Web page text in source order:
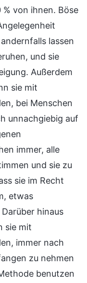
von ihnen. Böse
lassen
und sie
Außerdem
sie mit
bei Menschen
unnachgiebig auf
immer, alle
und sie zu
sie im Recht
etwas
hinaus
sie mit
immer nach
zu nehmen
benutzen